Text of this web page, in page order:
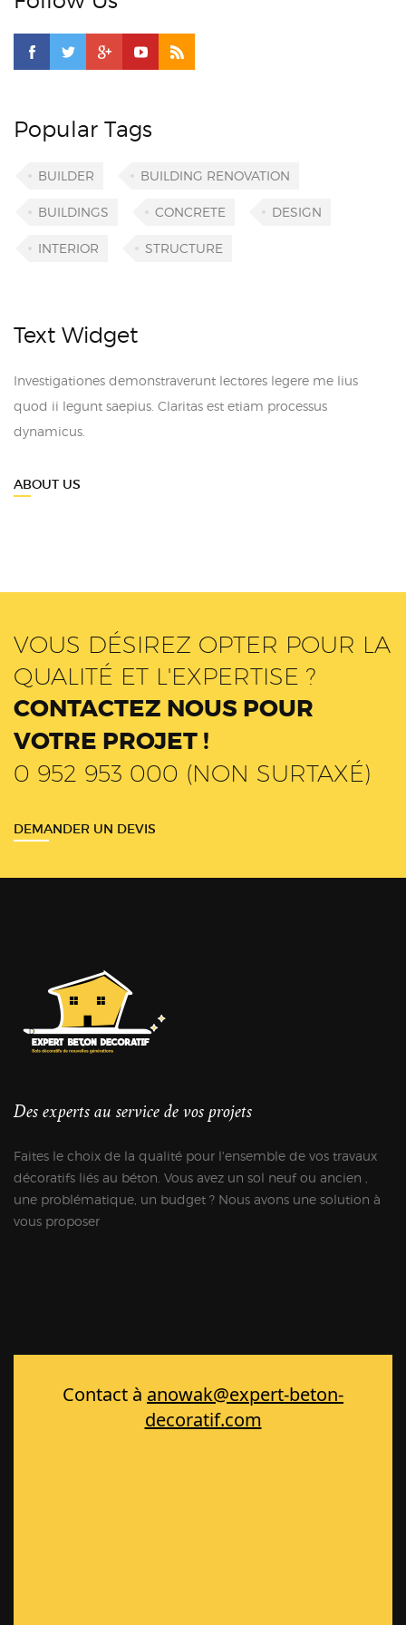
Popular Tags
BUILDER BUILDING RENOVATION
BUILDINGS CONCRETE DESIGN
INTERIOR STRUCTURE
Text Widget
Investigationes demonstraverunt lectores legere me lius
quod ii legunt saepius. Claritas est etiam processus
dynamicus.
ABOUT US
VOUS DÉSIREZ OPTER POUR LA
QUALITÉ ET L'EXPERTISE ?
CONTACTEZ NOUS POUR
VOTRE PROJET !
0 952 953 000 (NON SURTAXÉ)
DEMANDER UN DEVIS
Des experts au service de vos projets
Faites le choix de la qualité pour l'ensemble de vos travaux
décoratifs liés au béton. Vous avez un sol neuf ou ancien ,
une problématique, un budget ? Nous avons une solution à
vous proposer